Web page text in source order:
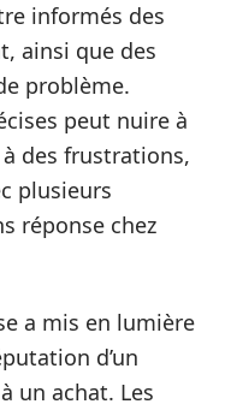
informés des
ainsi que des
problème.
peut nuire à
des frustrations,
plusieurs
réponse chez
a mis en lumière
d’un
un achat. Les